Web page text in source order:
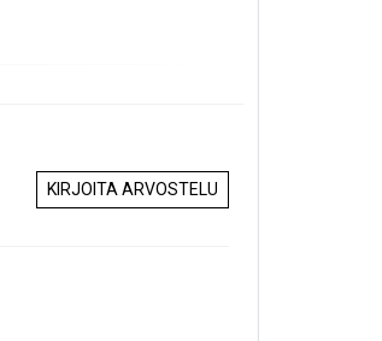
KIRJOITA ARVOSTELU